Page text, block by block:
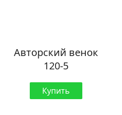
Авторский венок
120-5
Купить